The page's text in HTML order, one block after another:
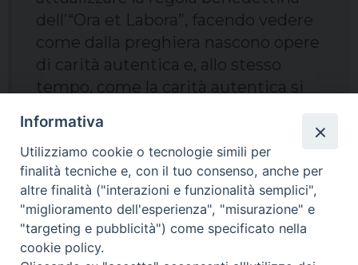
dell’“Ora et Labora”, facendo vedere
come dalla preghiera nascono opere
di carità autentica e, allo stesso
tempo, come la carità autentica si
essa alimentata.
diGIGLIOLA MARINELLI
Carità
Informativa
Utilizziamo cookie o tecnologie simili per
finalità tecniche e, con il tuo consenso, anche per
altre finalità ("interazioni e funzionalità semplici",
"miglioramento dell'esperienza", "misurazione" e
"targeting e pubblicità") come specificato nella
cookie policy.